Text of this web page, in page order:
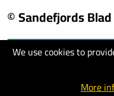
We use cookies to
More
© Sandefjords Blad